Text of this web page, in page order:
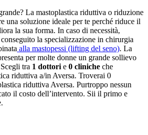
La mastoplastica riduttiva o riduzione
una soluzione ideale per te perché riduce il
la sua forma. In caso di necessità,
la specializzazione in chirurgia
alla mastopessi (lifting del seno). La
per molte donne un grande sollievo
tra 1 dottori e 0 cliniche che
riduttiva a/in Aversa. Troverai 0
riduttiva Aversa. Purtroppo nessun
il costo dell’intervento. Sii il primo e